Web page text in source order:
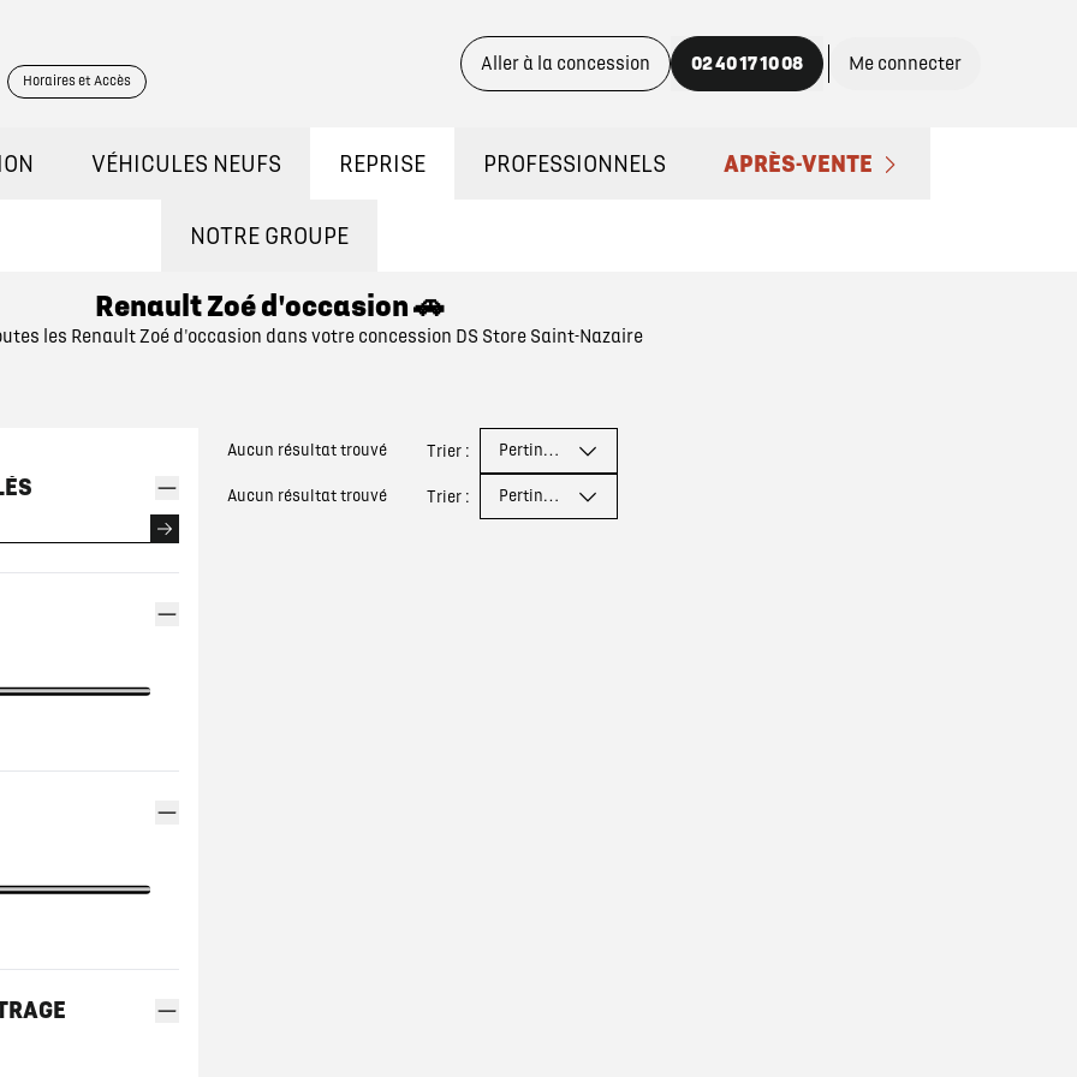
Horaires et Accès
Aller à la concession 02 40 17 10 08 Me connecter
VÉHICULES NEUFS
DÉCOUVREZ NOS GAMMES
RÉSERVEZ UN ESSAI
DÉCOUVREZ L'HYBRIDE
REPRISE PROFESSIONNELS APRÈS-VENTE
NOTRE GROUPE
QUI SOMMES NOUS ?
NOS ACTUALITÉS
Renault Zoé d'occasion 🚗
les Renault Zoé d'occasion dans votre concession DS Store Saint-Nazaire
Aucun résultat trouvé Trier : Pertinence
Aucun résultat trouvé Trier : Pertinence